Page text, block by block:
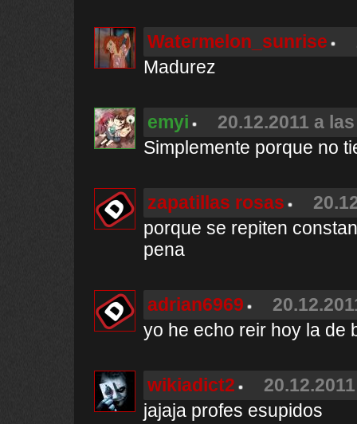
Watermelon_sunrise
Madurez
emyi
20.12.2011 a
Simplemente porque no
zapatillas rosas
porque se repiten
pena
adrian6969
yo he echo reir hoy la de
wikiadict2
jajaja profes esupidos